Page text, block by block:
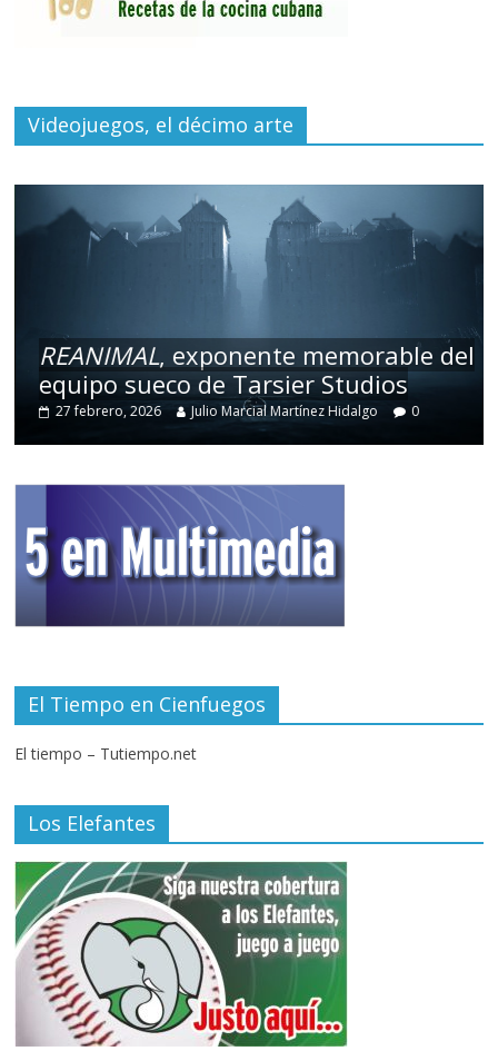
Videojuegos, el décimo arte
REANIMAL, exponente memorable del
equipo sueco de Tarsier Studios
27 febrero, 2026 Julio Marcial Martínez Hidalgo 0
El Tiempo en Cienfuegos
El tiempo – Tutiempo.net
Los Elefantes